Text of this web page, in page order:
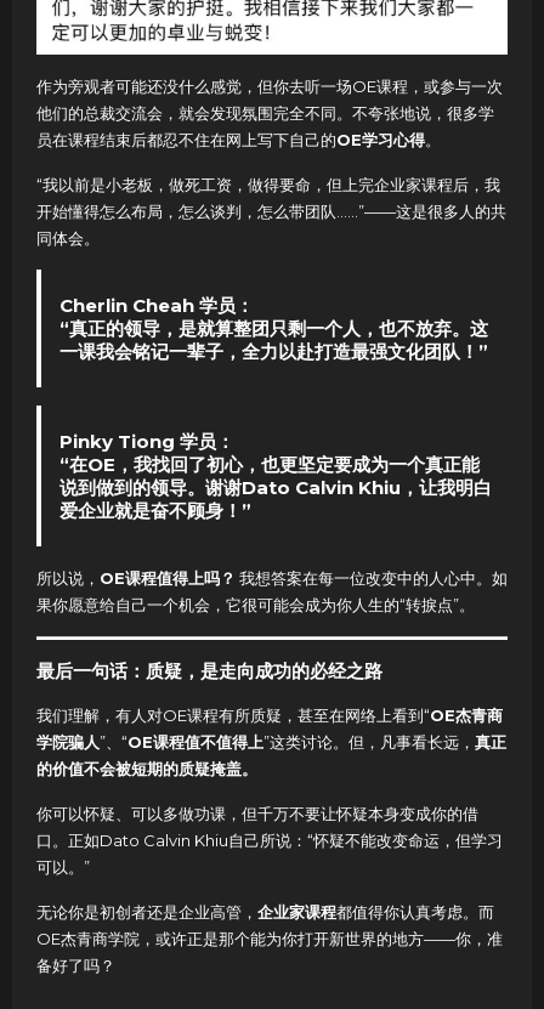
作为旁观者可能还没什么感觉，但你去听一场OE课程，或参与一次
他们的总裁交流会，就会发现氛围完全不同。不夸张地说，很多学
员在课程结束后都忍不住在网上写下自己的OE学习心得。
“我以前是小老板，做死工资，做得要命，但上完企业家课程后，我
开始懂得怎么布局，怎么谈判，怎么带团队……”——这是很多人的共
同体会。
Cherlin Cheah 学员：
“真正的领导，是就算整团只剩一个人，也不放弃。这
一课我会铭记一辈子，全力以赴打造最强文化团队！”
Pinky Tiong 学员：
“在OE，我找回了初心，也更坚定要成为一个真正能
说到做到的领导。谢谢Dato Calvin Khiu，让我明白
爱企业就是奋不顾身！”
所以说， OE课程值得上吗？ 我想答案在每一位改变中的人心中。如
果你愿意给自己一个机会，它很可能会成为你人生的“转捩点”。
最后一句话：质疑，是走向成功的必经之路
我们理解，有人对OE课程有所质疑，甚至在网络上看到“OE杰青商
学院骗人”、“OE课程值不值得上”这类讨论。但，凡事看长远， 真正
的价值不会被短期的质疑掩盖。
你可以怀疑、可以多做功课，但千万不要让怀疑本身变成你的借
口。正如Dato Calvin Khiu自己所说：“怀疑不能改变命运，但学习
可以。”
无论你是初创者还是企业高管， 企业家课程都值得你认真考虑。而
OE杰青商学院，或许正是那个能为你打开新世界的地方——你，准
备好了吗？